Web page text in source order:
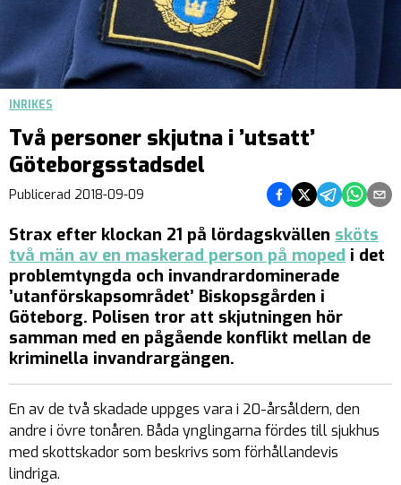
INRIKES
Två personer skjutna i ’utsatt’
Göteborgsstadsdel
Publicerad 2018-09-09 Dela på Facebook
Dela på Twitter
Dela påDela på
Dela
Strax efter klockan 21 på lördagskvällen sköts
två män av en maskerad person på moped i det
problemtyngda och invandrardominerade
’utanförskapsområdet’ Biskopsgården i
Göteborg. Polisen tror att skjutningen hör
samman med en pågående konflikt mellan de
kriminella invandrargängen.
En av de två skadade uppges vara i 20-årsåldern, den
andre i övre tonåren. Båda ynglingarna fördes till sjukhus
med skottskador som beskrivs som förhållandevis
lindriga.